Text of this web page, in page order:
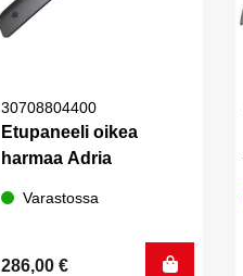
30708804400
Etupaneeli oikea
harmaa Adria
Varastossa
286,00 €